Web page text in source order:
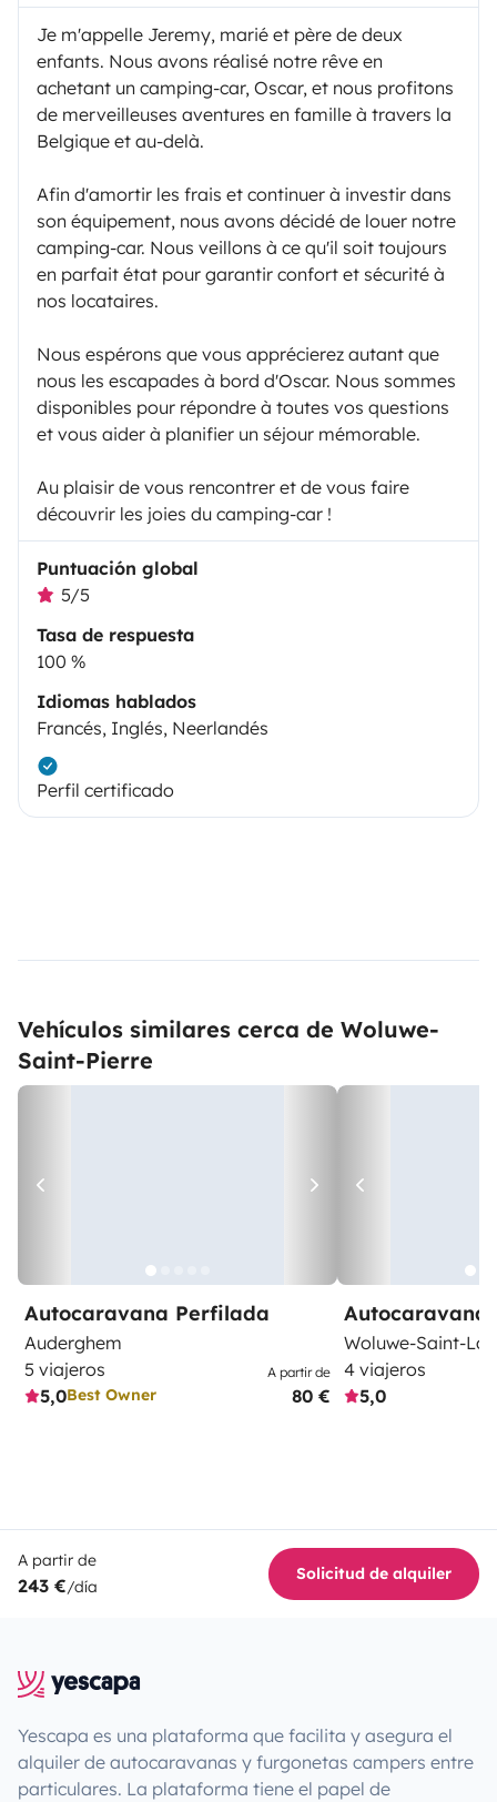
Je m'appelle Jeremy, marié et père de deux
enfants. Nous avons réalisé notre rêve en
achetant un camping-car, Oscar, et nous profitons
de merveilleuses aventures en famille à travers la
Belgique et au-delà.
Afin d'amortir les frais et continuer à investir dans
son équipement, nous avons décidé de louer notre
camping-car. Nous veillons à ce qu'il soit toujours
en parfait état pour garantir confort et sécurité à
nos locataires.
Nous espérons que vous apprécierez autant que
nous les escapades à bord d'Oscar. Nous sommes
disponibles pour répondre à toutes vos questions
et vous aider à planifier un séjour mémorable.
Au plaisir de vous rencontrer et de vous faire
découvrir les joies du camping-car !
Puntuación global
5/5
Tasa de respuesta
100 %
Idiomas hablados
Francés, Inglés, Neerlandés
Perfil certificado
Vehículos similares cerca de Woluwe-
Saint-Pierre
Autocaravana Perfilada
Auderghem
5 viajeros
5,0Best Owner
A partir de
80 €
Autocaravana
Woluwe-Saint-
4 viajeros
5,0
A partir de
243 €/día
Solicitud de alquiler
Yescapa es una plataforma que facilita y asegura el
alquiler de autocaravanas y furgonetas campers entre
particulares. La plataforma tiene el papel de